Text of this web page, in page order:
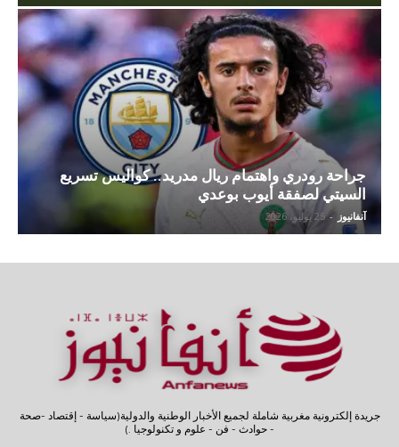
جراحة رودري واهتمام ريال مدريد.. كواليس تسريع
السيتي لصفقة أيوب بوعدي
آنفانيوز - 25 يوليو، 2026
جريدة إلكترونية مغربية شاملة لجميع الأخبار الوطنية والدولية(سياسة - إقتصاد -صحة
- حوادث - فن - علوم و تكنولوجيا .)